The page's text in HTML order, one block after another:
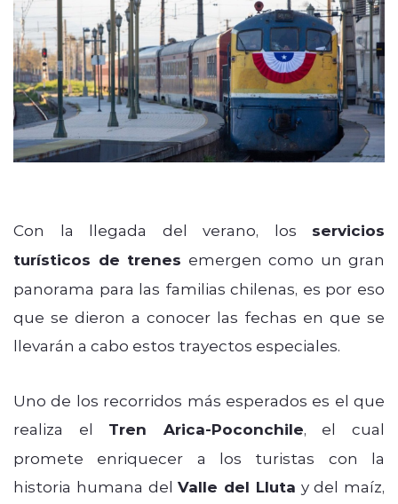
Con la llegada del verano, los servicios
turísticos de trenes emergen como un gran
panorama para las familias chilenas, es por eso
que se dieron a conocer las fechas en que se
llevarán a cabo estos trayectos especiales.
Uno de los recorridos más esperados es el que
realiza el Tren Arica-Poconchile, el cual
promete enriquecer a los turistas con la
historia humana delValle del Lluta y del maíz,